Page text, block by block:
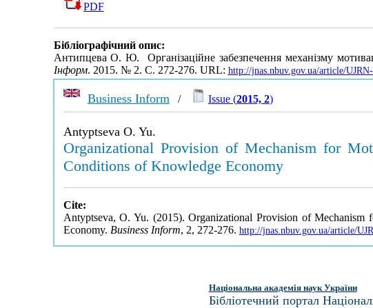
PDF
Бібліографічний опис:
Антипцева О. Ю. Організаційне забезпечення механізму
Інформ. 2015. № 2. С. 272-276. URL: http://jnas.nbuv.gov.ua/article/
Business Inform / Issue (2015, 2)
Antyptseva O. Yu.
Organizational Provision of Mechanism for
Conditions of Knowledge Economy
Cite:
Antyptseva, O. Yu. (2015). Organizational Provision of
Economy. Business Inform, 2, 272-276. http://jnas.nbuv.gov.ua/article/
Національна академія наук України
Бібліотечний портал